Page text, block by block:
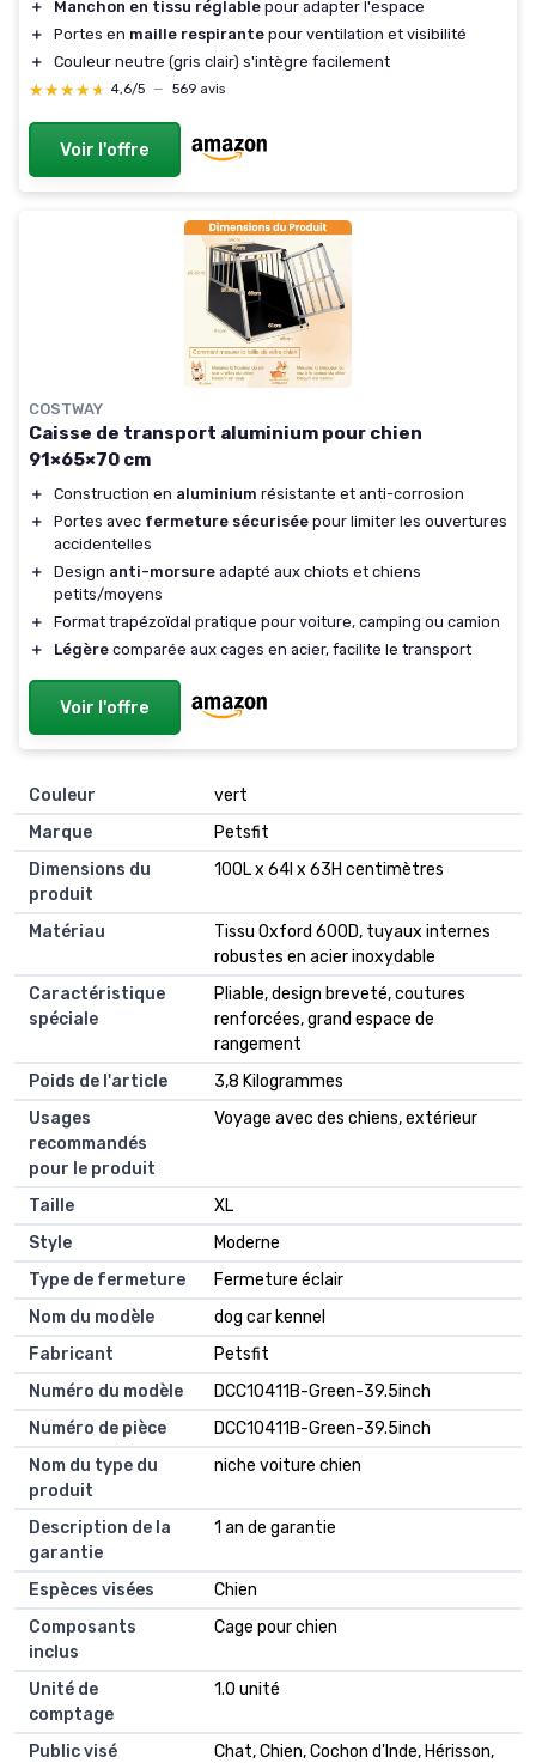
＋ Manchon en tissu réglable pour adapter l'espace
＋
Portes en maille respirante pour ventilation et visibilité
＋
Couleur neutre (gris clair) s'intègre facilement
★★★★★
★★★★★ 4,6/5 — 569 avis
Voir l'offre
COSTWAY
Caisse de transport aluminium pour chien
91×65×70 cm
＋ Construction en aluminium résistante et anti-corrosion
＋
Portes avec fermeture sécurisée pour limiter les ouvertures
accidentelles
＋
Design anti-morsure adapté aux chiots et chiens
petits/moyens
＋
Format trapézoïdal pratique pour voiture, camping ou camion
＋
Légère comparée aux cages en acier, facilite le transport
Voir l'offre
Couleur
vert
Marque
Petsfit
Dimensions du
produit
100L x 64l x 63H centimètres
Matériau
Tissu Oxford 600D, tuyaux internes
robustes en acier inoxydable
Caractéristique
spéciale
Pliable, design breveté, coutures
renforcées, grand espace de
rangement
Poids de l'article
3,8 Kilogrammes
Usages
recommandés
pour le produit
Voyage avec des chiens, extérieur
Taille
XL
Style
Moderne
Type de fermeture
Fermeture éclair
Nom du modèle
dog car kennel
Fabricant
Petsfit
Numéro du modèle
DCC10411B-Green-39.5inch
Numéro de pièce
DCC10411B-Green-39.5inch
Nom du type du
produit
niche voiture chien
Description de la
garantie
1 an de garantie
Espèces visées
Chien
Composants
inclus
Cage pour chien
Unité de
comptage
1.0 unité
Public visé
Chat, Chien, Cochon d'Inde, Hérisson,